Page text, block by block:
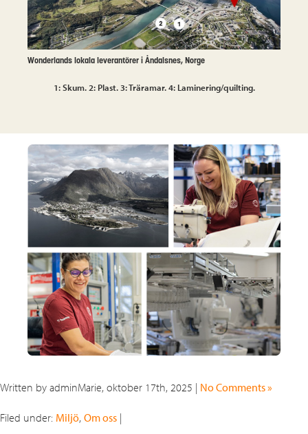
Wonderlands lokala leverantörer i Åndalsnes, Norge
1: Skum. 2: Plast. 3: Träramar. 4: Laminering/quilting.
Written by adminMarie, oktober 17th, 2025 | No Comments »
Filed under: Miljö, Om oss |